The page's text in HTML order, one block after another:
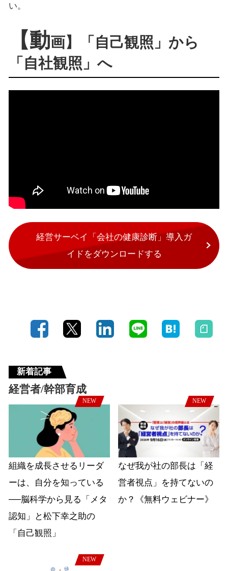
い。
【動画】「自己観照」から
「自社観照」へ
経営サーベイ「会社の健康診断」導入ガ
イドをダウンロードする
新着記事
経営者/幹部育成
NEW
組織を成長させるリーダ
ーは、自分を知っている
──脳科学から見る「メタ
認知」と松下幸之助の
「自己観照」
NEW
なぜ我が社の部長は「経
営者視点」を持てないの
か？《無料ウェビナー》
NEW